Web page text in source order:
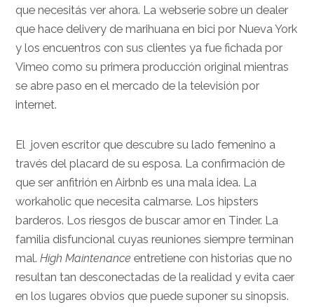
que necesitás ver ahora. La webserie sobre un dealer
que hace delivery de marihuana en bici por Nueva York
y los encuentros con sus clientes ya fue fichada por
Vimeo como su primera producción original mientras
se abre paso en el mercado de la televisión por
internet.
El joven escritor que descubre su lado femenino a
través del placard de su esposa. La confirmación de
que ser anfitrión en Airbnb es una mala idea. La
workaholic que necesita calmarse. Los hipsters
barderos. Los riesgos de buscar amor en Tinder. La
familia disfuncional cuyas reuniones siempre terminan
mal.High Maintenance entretiene con historias que no
resultan tan desconectadas de la realidad y evita caer
en los lugares obvios que puede suponer su sinopsis.